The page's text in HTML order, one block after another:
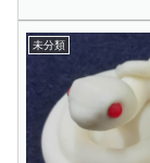
未分類